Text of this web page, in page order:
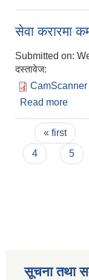
सेवा करारमा
Submitted on:
दस्तावेज:
Read more
Pages
« first
4
5
सूचना तथा